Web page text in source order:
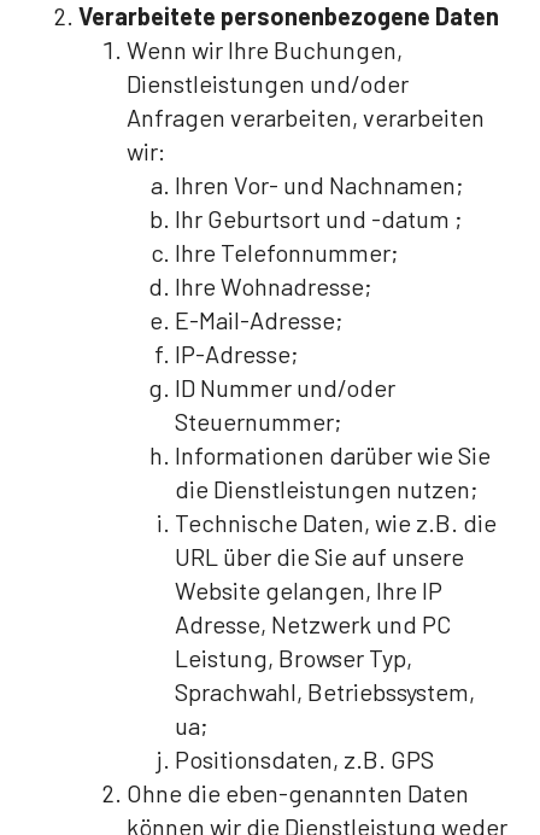
Verarbeitete personenbezogene Daten
Wenn wir Ihre Buchungen,
Dienstleistungen und/oder
Anfragen verarbeiten, verarbeiten
wir:
Ihren Vor- und Nachnamen;
Ihr Geburtsort und -datum ;
Ihre Telefonnummer;
Ihre Wohnadresse;
E-Mail-Adresse;
IP-Adresse;
ID Nummer und/oder
Steuernummer;
Informationen darüber wie Sie
die Dienstleistungen nutzen;
Technische Daten, wie z.B. die
URL über die Sie auf unsere
Website gelangen, Ihre IP
Adresse, Netzwerk und PC
Leistung, Browser Typ,
Sprachwahl, Betriebssystem,
ua;
Positionsdaten, z.B. GPS
Ohne die eben-genannten Daten
können wir die Dienstleistung weder